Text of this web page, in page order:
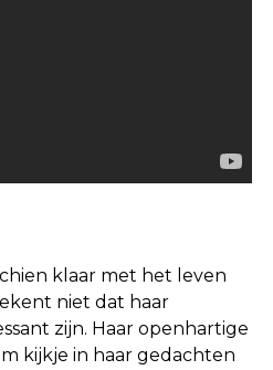
klaar met het leven
niet dat haar
zijn. Haar openhartige
kijkje in haar gedachten